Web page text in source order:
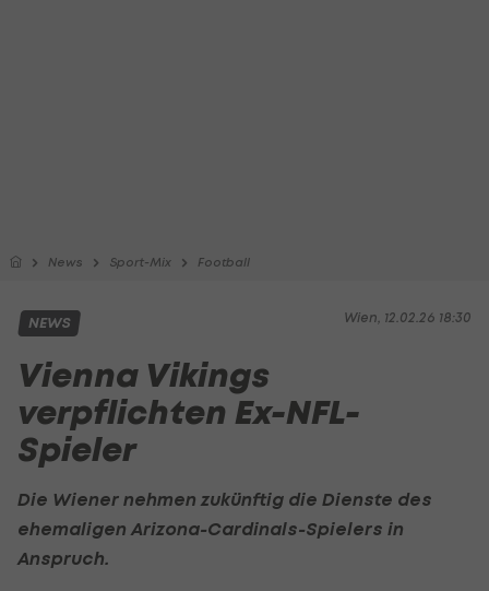
News Sport-Mix Football
Wien, 12.02.26 18:30
NEWS
Vienna Vikings
verpflichten Ex-NFL-
Spieler
Die Wiener nehmen zukünftig die Dienste des
ehemaligen Arizona-Cardinals-Spielers in
Anspruch.